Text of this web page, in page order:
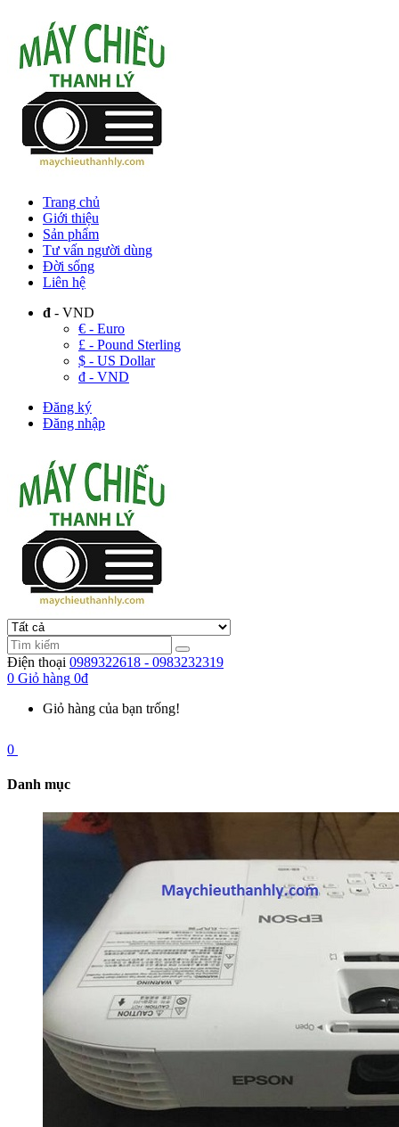
Trang chủ
Giới thiệu
Sản phẩm
Tư vấn người dùng
Đời sống
Liên hệ
đ - VND
€ - Euro
£ - Pound Sterling
$ - US Dollar
đ - VND
Đăng ký
Đăng nhập
Điện thoại 0989322618 - 0983232319
0 Giỏ hàng 0đ
Giỏ hàng của bạn trống!
0
Danh mục